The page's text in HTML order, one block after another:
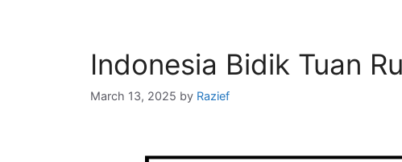
Indonesia Bidik Tuan
March 13, 2025 by Razief